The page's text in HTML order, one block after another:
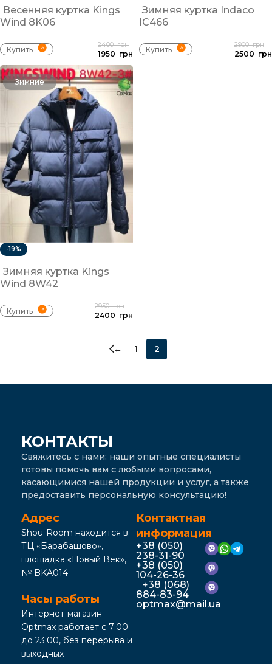
Весенняя куртка Kings
Wind 8K06
Купить
2400грн
1950 грн
Зимняя куртка Indaco
IC466
Купить
2900грн
2500 грн
Зимние
-19%
Зимняя куртка Kings
Wind 8W42
Купить
2950грн
2400 грн
← 1 2
КОНТАКТЫ
Свяжитесь с нами: наши опытные специалисты
готовы помочь вам с любыми вопросами,
касающимися нашей продукции и услуг, а также
предоставить персональную консультацию!
Адрес
Shou-Room находится в
ТЦ «Барабашово»,
площадка «Новый Век»,
№ BKA014
Часы работы
Интернет-магазин
Optmax работает с 7:00
до 23:00, без перерыва и
выходных
Контактная
информация
+38 (050)
238-31-90
+38 (050)
104-26-36
+38 (068)
884-83-94
optmax@mail.ua